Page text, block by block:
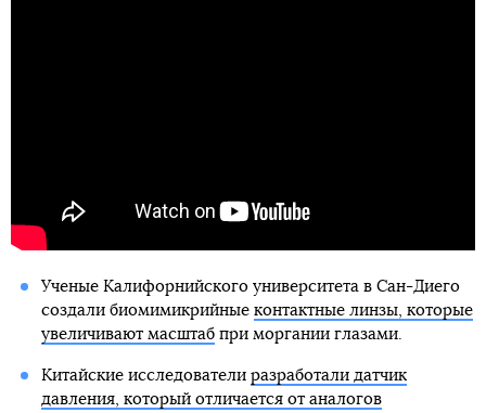
Ученые Калифорнийского университета в Сан-Диего
создали биомимикрийные контактные линзы, которые
увеличивают масштабпри моргании глазами.
Китайские исследователи разработали датчик
давления, который отличается от аналогов